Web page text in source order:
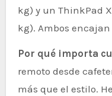
kg) y un ThinkPad
kg). Ambos
Por qué importa
remoto desde
más que el estilo.